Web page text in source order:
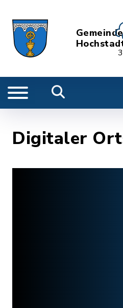
Gemeinde
Digitaler